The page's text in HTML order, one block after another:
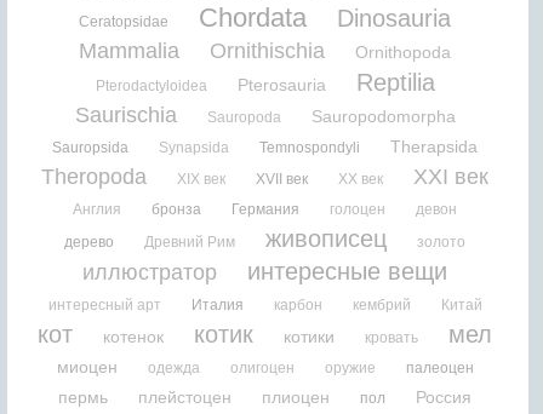
Ceratopsidae
Chordata Dinosauria
Mammalia Ornithischia Ornithopoda
Pterodactyloidea Pterosauria Reptilia
Saurischia Sauropoda Sauropodomorpha
Sauropsida Synapsida Temnospondyli Therapsida
Theropoda XIX век XVII век XX век XXI век
Англия бронза Германия голоцен
девон
дерево
Древний Рим живописец золото
иллюстратор интересные вещи
интересный арт Италия карбон кембрий Китай
кот котенок котик котики кровать мел
миоцен одежда олигоцен оружие палеоцен
пермь плейстоцен плиоцен пол Россия